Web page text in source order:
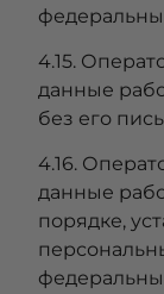
4.15.
данные
без его
4.16.
данные
порядке,